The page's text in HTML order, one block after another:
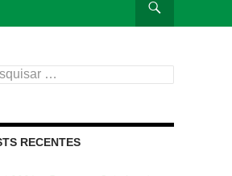
RECENTES